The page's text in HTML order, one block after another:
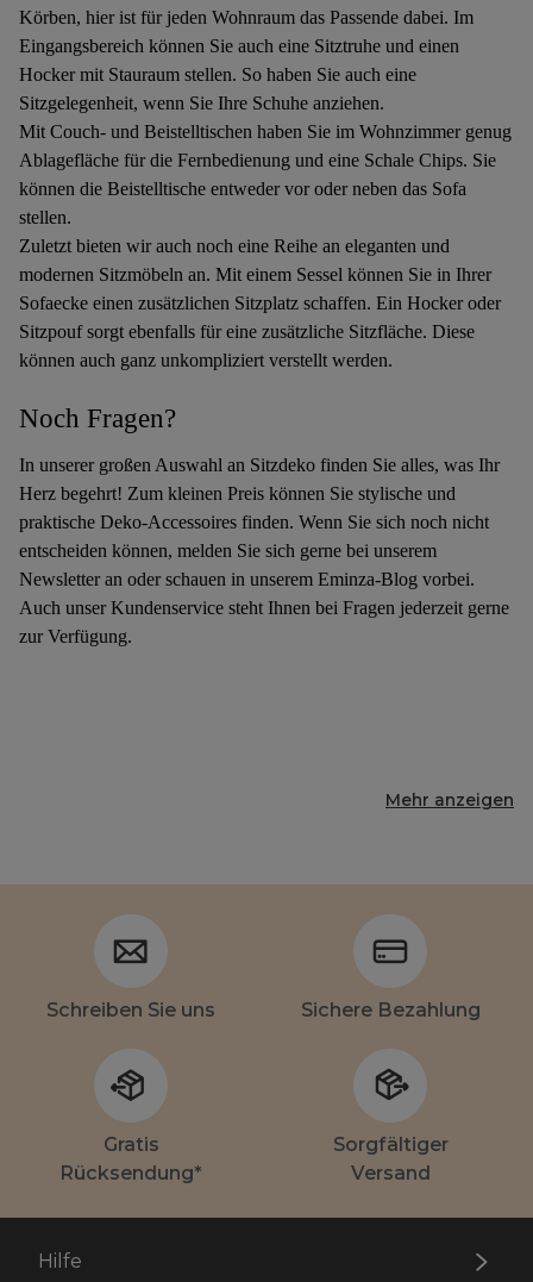
Körben, hier ist für jeden Wohnraum das Passende dabei. Im
Eingangsbereich können Sie auch eine Sitztruhe und einen
Hocker mit Stauraum stellen. So haben Sie auch eine
Sitzgelegenheit, wenn Sie Ihre Schuhe anziehen.
Mit Couch- und Beistelltischen haben Sie im Wohnzimmer genug
Ablagefläche für die Fernbedienung und eine Schale Chips. Sie
können die Beistelltische entweder vor oder neben das Sofa
stellen.
Zuletzt bieten wir auch noch eine Reihe an eleganten und
modernen Sitzmöbeln an. Mit einem Sessel können Sie in Ihrer
Sofaecke einen zusätzlichen Sitzplatz schaffen. Ein Hocker oder
Sitzpouf sorgt ebenfalls für eine zusätzliche Sitzfläche. Diese
können auch ganz unkompliziert verstellt werden.
Noch Fragen?
In unserer großen Auswahl an Sitzdeko finden Sie alles, was Ihr
Herz begehrt! Zum kleinen Preis können Sie stylische und
praktische Deko-Accessoires finden. Wenn Sie sich noch nicht
entscheiden können, melden Sie sich gerne bei unserem
Newsletter an oder schauen in unserem Eminza-Blog vorbei.
Auch unser Kundenservice steht Ihnen bei Fragen jederzeit gerne
zur Verfügung.
Mehr anzeigen
Schreiben Sie uns Sichere Bezahlung
Gratis
Rücksendung*
Sorgfältiger
Versand
Hilfe